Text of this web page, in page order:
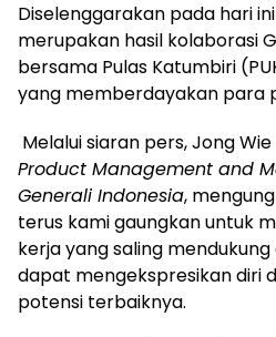
Diselenggarakan pada hari
merupakan hasil kolaborasi
bersama Pulas Katumbiri
yang memberdayakan para
Melalui siaran pers, Jong Wie
Product Management and
Generali Indonesia,
terus kami gaungkan untuk
kerja yang saling
dapat mengekspresikan diri
potensi terbaiknya.